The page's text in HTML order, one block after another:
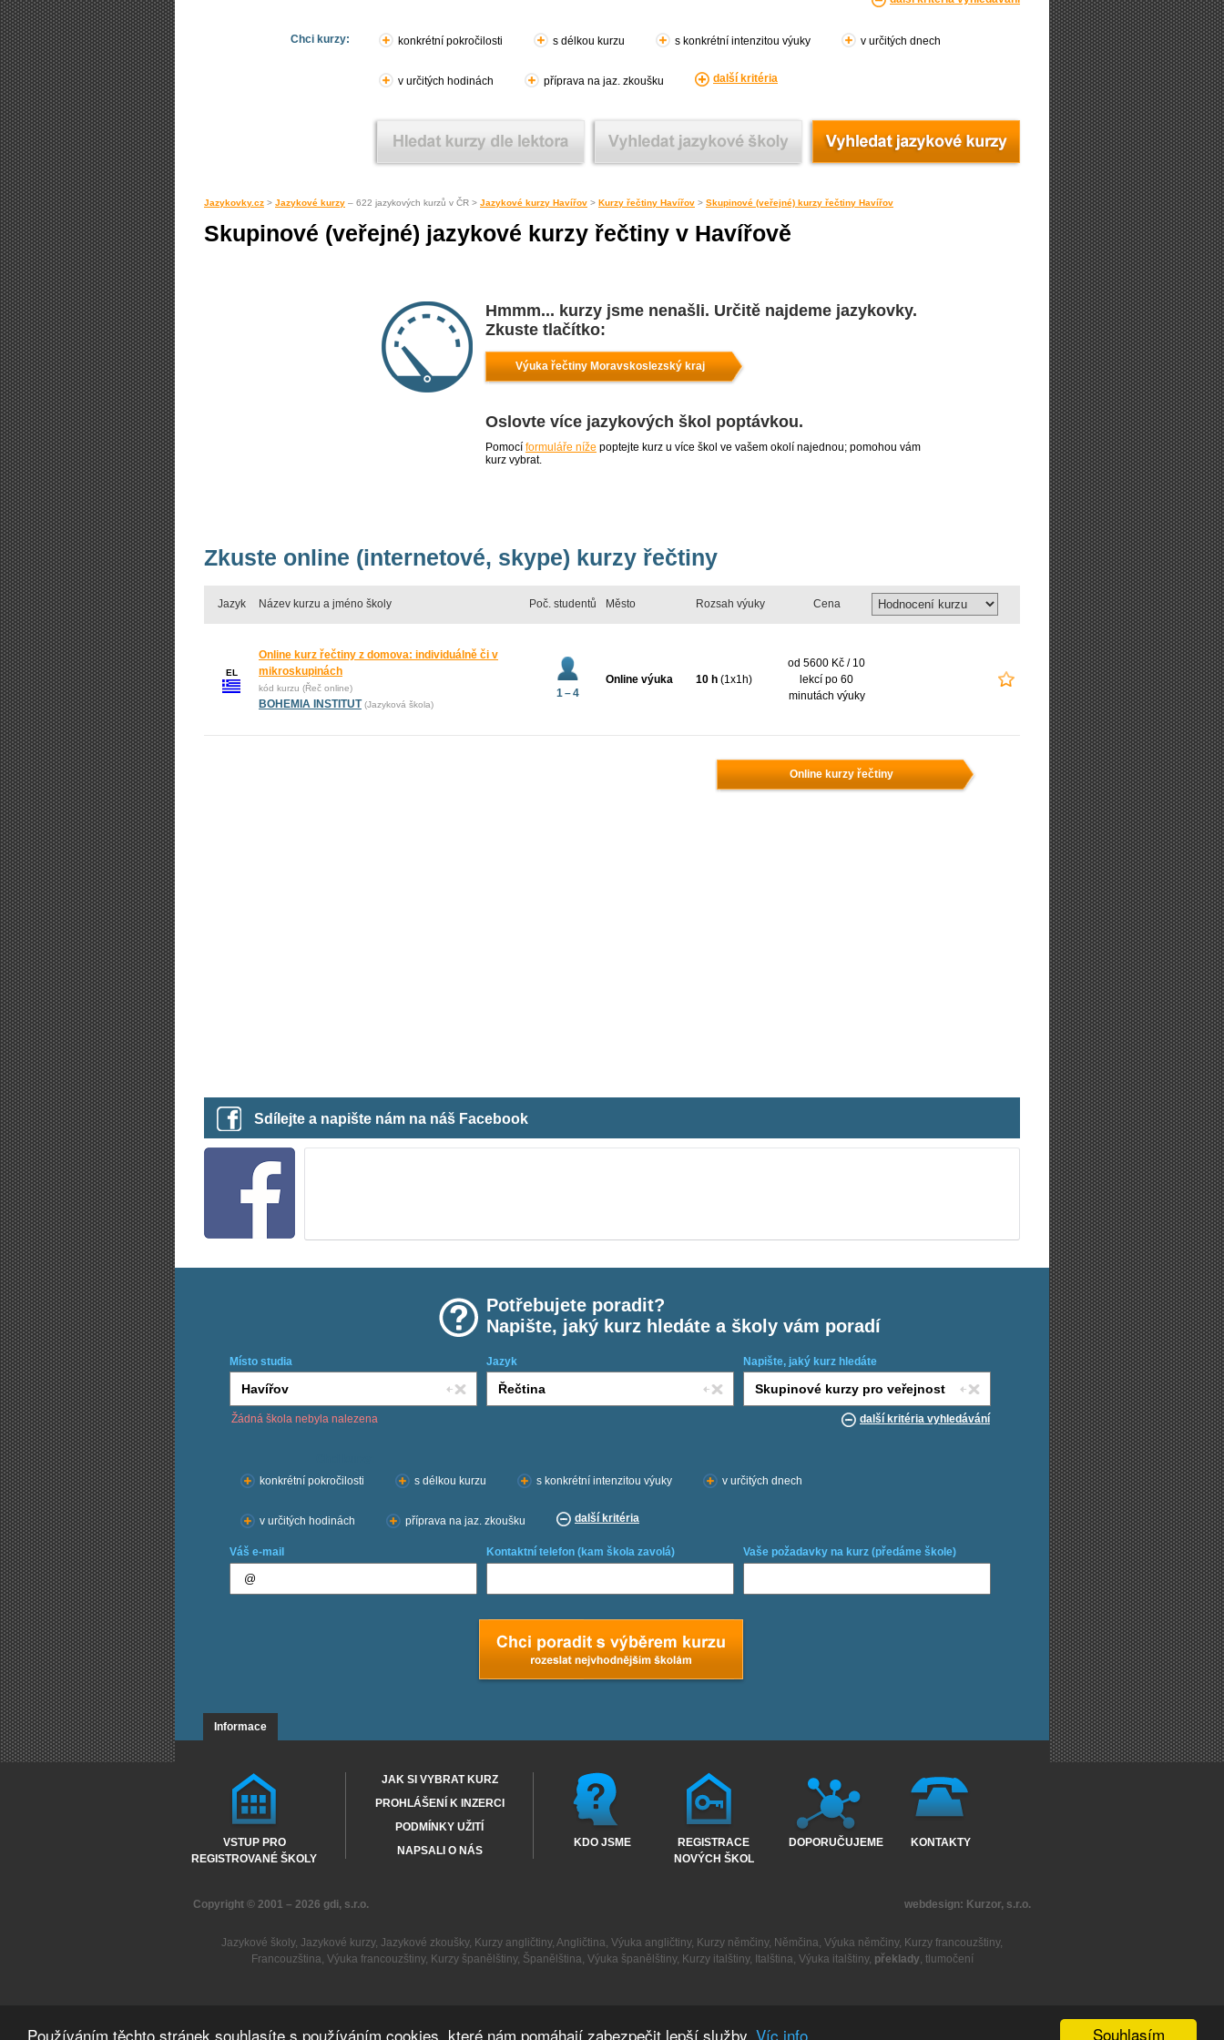
Souhlasím
Používáním těchto stránek souhlasíte s používáním cookies, které nám pomáhají zabezpečit lepší služby. Víc info
Chci kurzy: konkrétní pokročilosti s délkou kurzu s konkrétní intenzitou výuky v určitých dnech
v určitých hodinách příprava na jaz. zkoušku další kritéria
Jazykovky.cz > Jazykové kurzy – 622 jazykových kurzů v ČR > Jazykové kurzy Havířov > Kurzy řečtiny Havířov > Skupinové (veřejné) kurzy řečtiny Havířov
Skupinové (veřejné) jazykové kurzy řečtiny v Havířově
Hmmm... kurzy jsme nenašli. Určitě najdeme jazykovky.
Zkuste tlačítko:
Výuka řečtiny Moravskoslezský kraj
Oslovte více jazykových škol poptávkou.
Pomocí formuláře níže poptejte kurz u více škol ve vašem okolí najednou; pomohou vám
kurz vybrat.
Zkuste online (internetové, skype) kurzy řečtiny
Jazyk Název kurzu a jméno školy Poč. studentů Město Rozsah výuky Cena
EL
Online kurz řečtiny z domova: individuálně či v
mikroskupinách
kód kurzu (Řeč online)
BOHEMIA INSTITUT (Jazyková škola)
1 – 4
Online výuka 10 h (1x1h)
od 5600 Kč / 10
lekcí po 60
minutách výuky
Online kurzy řečtiny
Sdílejte a napište nám na náš Facebook
Potřebujete poradit?
Napište, jaký kurz hledáte a školy vám poradí
Místo studia Jazyk Napište, jaký kurz hledáte
Žádná škola nebyla nalezena další kritéria vyhledávání
konkrétní pokročilosti
s délkou kurzu s konkrétní intenzitou výuky v určitých dnech
v určitých hodinách příprava na jaz. zkoušku další kritéria
Váš e-mail Kontaktní telefon (kam škola zavolá) Vaše požadavky na kurz (předáme škole)
Informace
VSTUP PRO
REGISTROVANÉ ŠKOLY
JAK SI VYBRAT KURZ
PROHLÁŠENÍ K INZERCI
PODMÍNKY UŽITÍ
NAPSALI O NÁS
KDO JSME
REGISTRACE
NOVÝCH ŠKOL
DOPORUČUJEME KONTAKTY
Copyright © 2001 – 2026 gdi, s.r.o. webdesign: Kurzor, s.r.o.
Jazykové školy, Jazykové kurzy, Jazykové zkoušky, Kurzy angličtiny, Angličtina, Výuka angličtiny, Kurzy němčiny, Němčina, Výuka němčiny, Kurzy francouzštiny,
Francouzština, Výuka francouzštiny, Kurzy španělštiny, Španělština, Výuka španělštiny, Kurzy italštiny, Italština, Výuka italštiny, překlady, tlumočení